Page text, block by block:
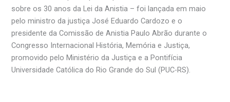
sobre os 30 anos da Lei da Anistia – foi lançada em maio
pelo ministro da justiça José Eduardo Cardozo e o
presidente da Comissão de Anistia Paulo Abrão durante o
Congresso Internacional História, Memória e Justiça,
promovido pelo Ministério da Justiça e a Pontifícia
Universidade Católica do Rio Grande do Sul (PUC-RS).